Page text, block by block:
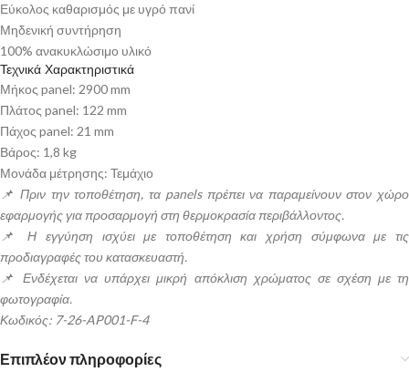
Εύκολος καθαρισμός με υγρό πανί
Μηδενική συντήρηση
100% ανακυκλώσιμο υλικό
Τεχνικά Χαρακτηριστικά
Μήκος panel: 2900 mm
Πλάτος panel: 122 mm
Πάχος panel: 21 mm
Βάρος: 1,8 kg
Μονάδα μέτρησης: Τεμάχιο
📌 Πριν την τοποθέτηση, τα panels πρέπει να παραμείνουν στον χώρο
εφαρμογής για προσαρμογή στη θερμοκρασία περιβάλλοντος.
📌 Η εγγύηση ισχύει με τοποθέτηση και χρήση σύμφωνα με τις
προδιαγραφές του κατασκευαστή.
📌 Ενδέχεται να υπάρχει μικρή απόκλιση χρώματος σε σχέση με τη
φωτογραφία.
Κωδικός: 7-26-AP001-F-4
Επιπλέον πληροφορίες